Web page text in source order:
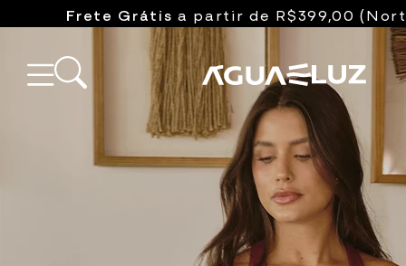
Frete Grátis a partir de R$399,00